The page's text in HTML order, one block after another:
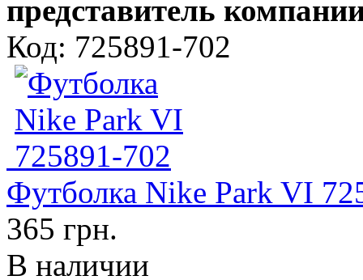
представитель
Код: 725891-702
Футболка Nike Park VI
365 грн.
В наличии